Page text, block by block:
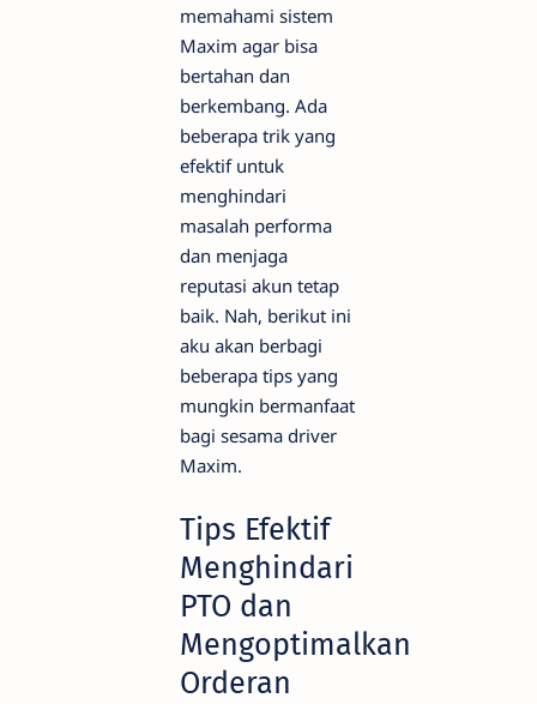
memahami sistem
Maxim agar bisa
bertahan dan
berkembang. Ada
beberapa trik yang
efektif untuk
menghindari
masalah performa
dan menjaga
reputasi akun tetap
baik. Nah, berikut ini
aku akan berbagi
beberapa tips yang
mungkin bermanfaat
bagi sesama driver
Maxim.
Tips Efektif
Menghindari
PTO dan
Mengoptimalkan
Orderan